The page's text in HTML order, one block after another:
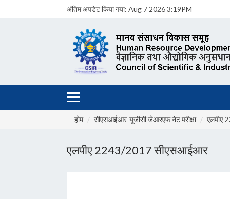
अंतिम अपडेट किया गया: Aug 7 2026 3:19PM
होम सीएसआईआर-यूजीसी जेआरएफ नेट परीक्षा एलपीए
एलपीए 2243/2017 सीएसआईआर